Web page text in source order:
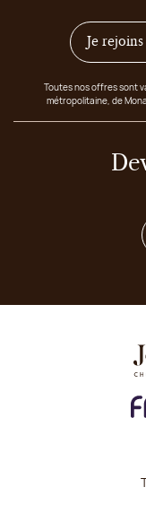
Je
Toutes nos offres sont
métropolitaine, de